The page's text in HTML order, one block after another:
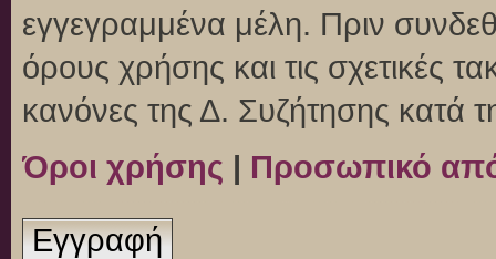
εγγεγραμμένα μέλη. Πριν
όρους χρήσης και τις σχετικές
κανόνες της Δ. Συζήτησης κατά
Όροι χρήσης | Προσωπικό
Εγγραφή